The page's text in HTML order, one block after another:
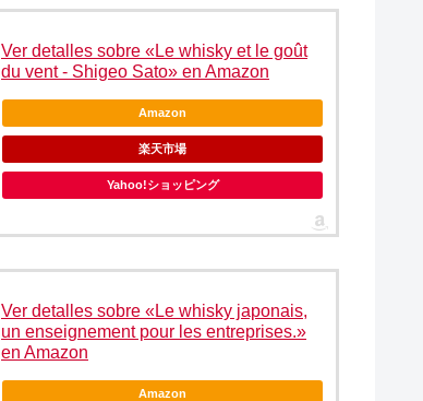
Ver detalles sobre «Le whisky et le goût
du vent - Shigeo Sato» en Amazon
Amazon
楽天市場
Yahoo!ショッピング
Ver detalles sobre «Le whisky japonais,
un enseignement pour les entreprises.»
en Amazon
Amazon